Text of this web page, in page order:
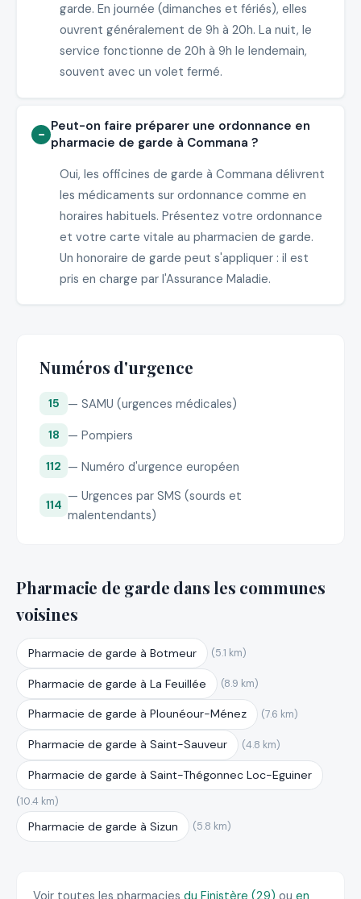
garde. En journée (dimanches et fériés), elles
ouvrent généralement de 9h à 20h. La nuit, le
service fonctionne de 20h à 9h le lendemain,
souvent avec un volet fermé.
Peut-on faire préparer une ordonnance en
pharmacie de garde à Commana ?
Oui, les officines de garde à Commana délivrent
les médicaments sur ordonnance comme en
horaires habituels. Présentez votre ordonnance
et votre carte vitale au pharmacien de garde.
Un honoraire de garde peut s'appliquer : il est
pris en charge par l'Assurance Maladie.
Numéros d'urgence
15 — SAMU (urgences médicales)
18 — Pompiers
112 — Numéro d'urgence européen
114
— Urgences par SMS (sourds et
malentendants)
Pharmacie de garde dans les communes
voisines
Pharmacie de garde à Botmeur (5.1 km)
Pharmacie de garde à La Feuillée (8.9 km)
Pharmacie de garde à Plounéour-Ménez (7.6 km)
Pharmacie de garde à Saint-Sauveur (4.8 km)
Pharmacie de garde à Saint-Thégonnec Loc-Eguiner
(10.4 km)
Pharmacie de garde à Sizun (5.8 km)
Voir toutes les pharmacies du Finistère (29) ou en